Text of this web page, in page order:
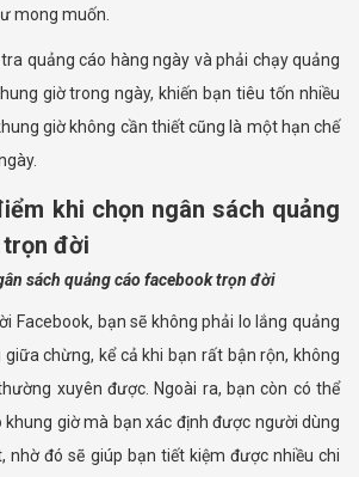
mong muốn.
quảng cáo hàng ngày và phải chạy quảng
giờ trong ngày, khiến bạn tiêu tốn nhiều
giờ không cần thiết cũng là một hạn chế
khi chọn ngân sách quảng
đời
sách quảng cáo facebook trọn đời
Facebook, bạn sẽ không phải lo lắng quảng
chừng, kể cả khi bạn rất bận rộn, không
xuyên được. Ngoài ra, bạn còn có thể
giờ mà bạn xác định được người dùng
nhờ đó sẽ giúp bạn tiết kiệm được nhiều chi